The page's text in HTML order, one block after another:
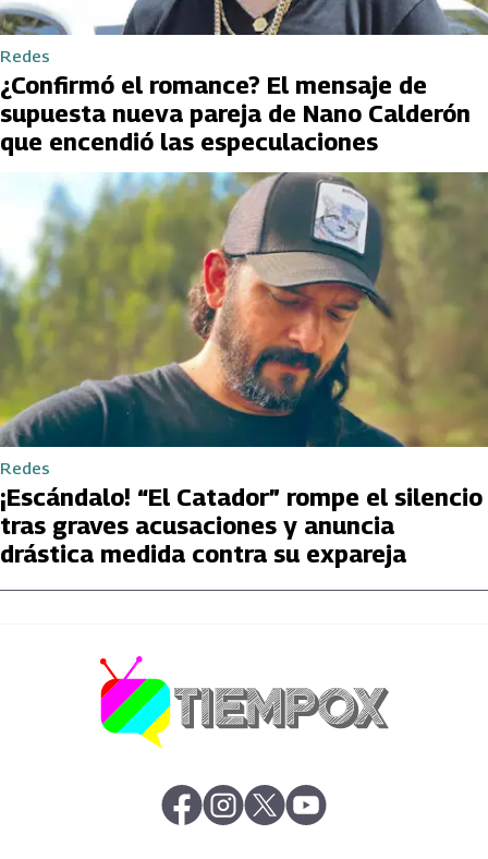
Redes
¿Confirmó el romance? El mensaje de
supuesta nueva pareja de Nano Calderón
que encendió las especulaciones
Redes
¡Escándalo! “El Catador” rompe el silencio
tras graves acusaciones y anuncia
drástica medida contra su expareja
abre en nueva pestaña
abre en nueva pestaña
abre en nueva pestaña